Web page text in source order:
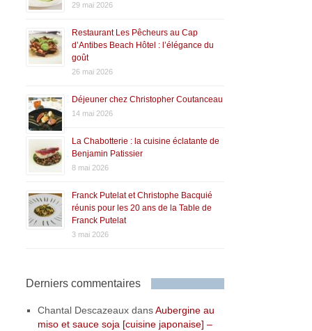
29 mai 2026
Restaurant Les Pêcheurs au Cap
d’Antibes Beach Hôtel : l’élégance du
goût
26 mai 2026
Déjeuner chez Christopher Coutanceau
14 mai 2026
La Chabotterie : la cuisine éclatante de
Benjamin Patissier
8 mai 2026
Franck Putelat et Christophe Bacquié
réunis pour les 20 ans de la Table de
Franck Putelat
3 mai 2026
Derniers commentaires
Chantal Descazeaux dansAubergine au
miso et sauce soja [cuisine japonaise] –